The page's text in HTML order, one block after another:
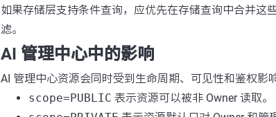
如果存储层支持条件查询，应优先在存储查询中合并这
滤。
AI 管理中心中的影响
AI 管理中心资源会同时受到生命周期、可见性和鉴权影响
scope=PUBLIC 表示资源可以被非 Owner 读取。